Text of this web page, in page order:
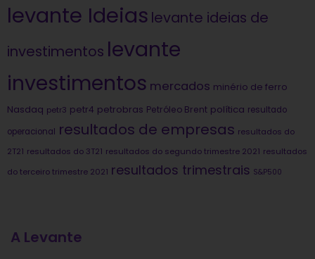
levante Ideias levante ideias de
investimentos levante
investimentos mercados minério de ferro
Nasdaq petr3 petr4 petrobras Petróleo Brent política resultado
operacional resultados de empresas resultados do
2T21 resultados do 3T21 resultados do segundo trimestre 2021 resultados
do terceiro trimestre 2021 resultados trimestrais S&P500
A Levante